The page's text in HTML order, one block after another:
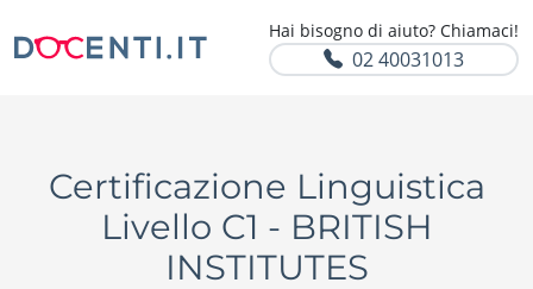
Hai bisogno di aiuto? Chiamaci!
02 40031013
Certificazione Linguistica
Livello C1 - BRITISH
INSTITUTES